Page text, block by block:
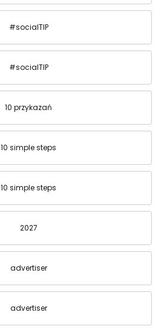
#socialTIP
#socialTIP
10 przykazań
10 simple steps
10 simple steps
2027
advertiser
advertiser